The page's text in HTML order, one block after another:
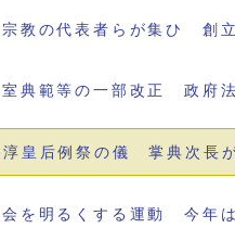
宗教の代表者らが集ひ 創
室典範等の一部改正 政府
淳皇后例祭の儀 掌典次長
を明るくする運動 今年